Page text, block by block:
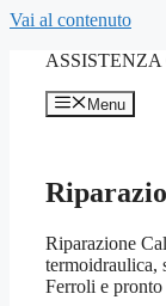
Vai al contenuto
Menu
Riparazione
termoidraulica,
Ferroli e